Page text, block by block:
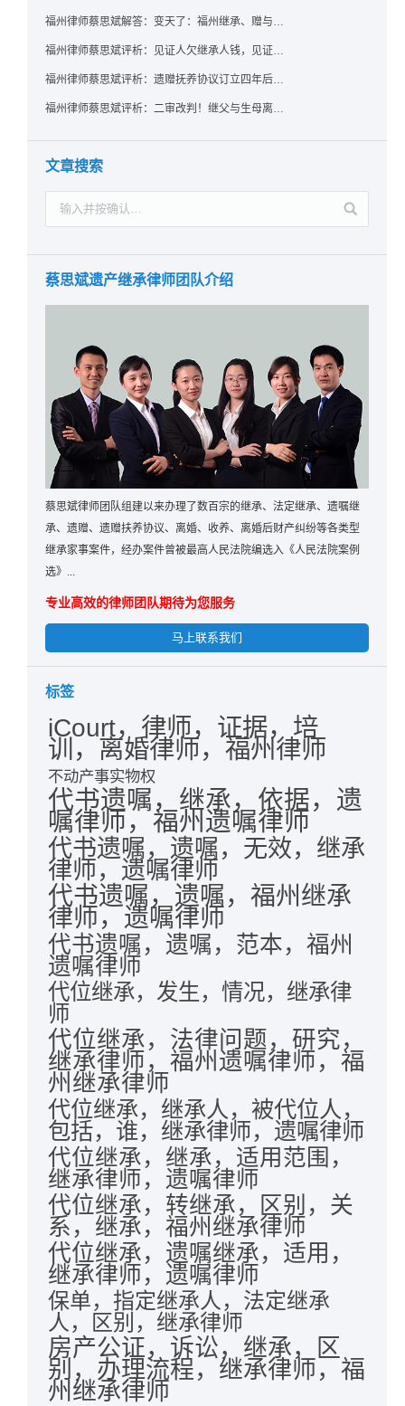
福州律师蔡思斌解答：变天了：福州继承、赠与房产转让要收20%个税？福州国税官方回复来了！
福州律师蔡思斌评析：见证人欠继承人钱，见证遗嘱还有效吗？
福州律师蔡思斌评析：遗赠抚养协议订立四年后丧失民事行为能力，协议有效吗？
福州律师蔡思斌评析：二审改判！继父与生母离婚后，曾受其抚养的继子女是否仍享有继承权？
文章搜索
蔡思斌遗产继承律师团队介绍
蔡思斌律师团队组建以来办理了数百宗的继承、法定继承、遗嘱继
承、遗赠、遗赠扶养协议、离婚、收养、离婚后财产纠纷等各类型
继承家事案件，经办案件曾被最高人民法院编选入《人民法院案例
选》...
专业高效的律师团队期待为您服务
马上联系我们
标签
iCourt，律师，证据，培
训，离婚律师，福州律师
不动产事实物权
代书遗嘱，继承，依据，遗
嘱律师，福州遗嘱律师
代书遗嘱，遗嘱，无效，继承
律师，遗嘱律师
代书遗嘱，遗嘱，福州继承
律师，遗嘱律师
代书遗嘱，遗嘱，范本，福州
遗嘱律师
代位继承，发生，情况，继承律
师
代位继承，法律问题，研究，
继承律师，福州遗嘱律师，福
州继承律师
代位继承，继承人，被代位人，
包括，谁，继承律师，遗嘱律师
代位继承，继承，适用范围，
继承律师，遗嘱律师
代位继承，转继承，区别，关
系，继承，福州继承律师
代位继承，遗嘱继承，适用，
继承律师，遗嘱律师
保单，指定继承人，法定继承
人，区别，继承律师
房产公证，诉讼，继承，区
别，办理流程，继承律师，福
州继承律师